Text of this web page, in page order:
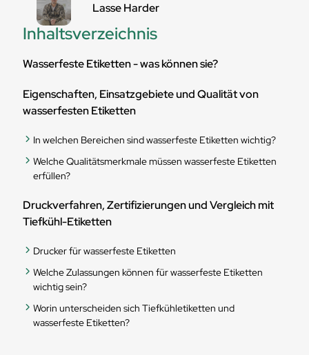
Inhaltsverzeichnis
Wasserfeste Etiketten - was können sie?
Eigenschaften, Einsatzgebiete und Qualität von
wasserfesten Etiketten
In welchen Bereichen sind wasserfeste Etiketten wichtig?
Welche Qualitätsmerkmale müssen wasserfeste Etiketten
erfüllen?
Druckverfahren, Zertifizierungen und Vergleich mit
Tiefkühl-Etiketten
Drucker für wasserfeste Etiketten
Welche Zulassungen können für wasserfeste Etiketten
wichtig sein?
Worin unterscheiden sich Tiefkühletiketten und
wasserfeste Etiketten?
Lasse Harder